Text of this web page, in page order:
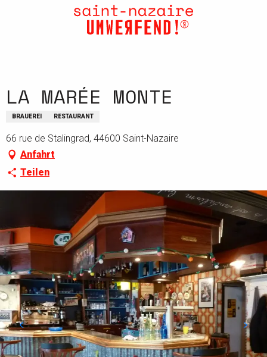
LA MARÉE MONTE
BRAUEREI RESTAURANT
66 rue de Stalingrad, 44600 Saint-Nazaire
Anfahrt
Teilen